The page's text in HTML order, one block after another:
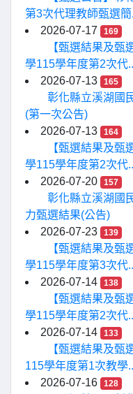
第3次代理教師甄選簡
2026-07-17
169
【甄選結果及甄
學115學年度第2次代
2026-07-13
165
彰化縣立溪湖國
(第一次公告)
2026-07-13
164
【甄選結果及甄
學115學年度第2次代
2026-07-20
157
彰化縣立溪湖國
力甄選結果(公告)
2026-07-23
139
【甄選結果及甄
學115學年度第3次代
2026-07-14
138
【甄選結果及甄
學115學年度第2次代
2026-07-14
133
【甄選結果及甄
115學年度第1次教學
2026-07-16
128